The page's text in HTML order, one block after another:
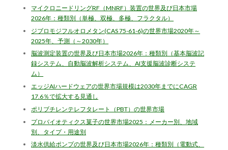
マイクロニードリングRF（MNRF）装置の世界及び日本市場
2026年：種類別（単極、双極、多極、フラクタル）
ジブロモジフルオロメタン(CAS 75-61-6)の世界市場2020年～
2025年、予測（～2030年）
脳波測定装置の世界及び日本市場2026年：種類別（基本脳波記
録システム、自動脳波解析システム、AI支援脳波診断システ
ム）
エッジAIハードウェアの世界市場規模は2030年までにCAGR
17.6％で拡大する見通し
ポリブチレンテレフタレート（PBT）の世界市場
プロバイオティクス菓子の世界市場2025：メーカー別、地域
別、タイプ・用途別
淡水供給ポンプの世界及び日本市場2026年：種類別（電動式、